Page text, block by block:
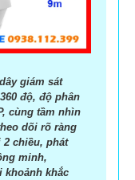
giám sát
độ, độ phân
cùng tầm nhìn
dõi rõ ràng
2 chiều, phát
minh,
khoảnh khắc